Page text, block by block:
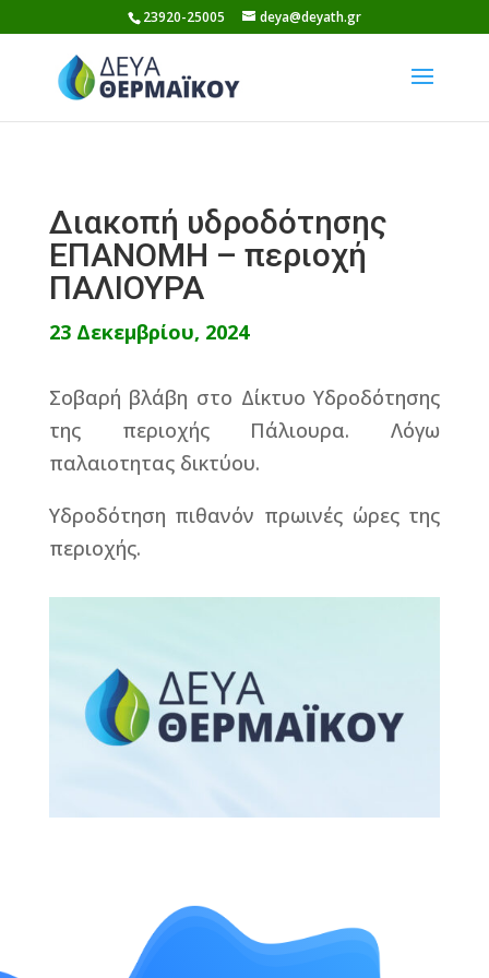
to
content
23920-25005 deya@deyath.gr
Διακοπή υδροδότησης
ΕΠΑΝΟΜΗ – περιοχή
ΠΑΛΙΟΥΡΑ
23 Δεκεμβρίου, 2024
Σοβαρή βλάβη στο Δίκτυο Υδροδότησης
της περιοχής Πάλιουρα. Λόγω
παλαιοτητας δικτύου.
Υδροδότηση πιθανόν πρωινές ώρες της
περιοχής.